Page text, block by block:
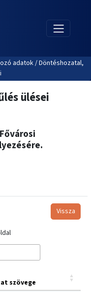
adatok / Döntéshozatal,
ülései
Vissza
szövege